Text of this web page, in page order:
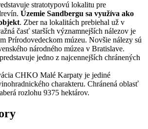
stratotypovú lokalitu pre
Územie Sandbergu sa využíva ako
. Zber na lokalitách prebiehal už v
časť starších významnejších nálezov je
Prírodovedeckom múzeu. Novšie nálezy sú
národného múzea v Bratislave.
jedno z najcennejších chránených
CHKO Malé Karpaty je jediné
charakteru. Chránená oblasť
rozlohu 9375 hektárov.